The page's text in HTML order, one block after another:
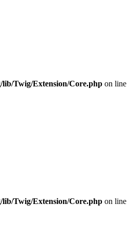
Twig/Extension/Core.php on line
Twig/Extension/Core.php on line